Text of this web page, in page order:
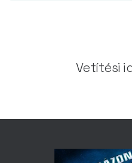
Vetítési